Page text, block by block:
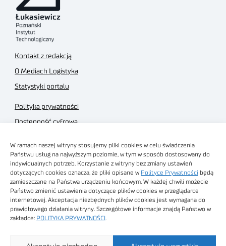
W ramach naszej witryny stosujemy pliki cookies w celu świadczenia
Państwu usług na najwyższym poziomie, w tym w sposób dostosowany do
indywidualnych potrzeb. Korzystanie z witryny bez zmiany ustawień
dotyczących cookies oznacza, że pliki opisane w Polityce Prywatności będą
zamieszczane na Państwa urządzeniu końcowym. W każdej chwili możecie
Państwo zmienić ustawienia dotyczące plików cookies w przeglądarce
internetowej. Akceptacja niezbędnych plików cookies jest wymagana do
prawidłowego działania witryny. Szczegółowe informacje znajdą Państwo w
zakładce: POLITYKA PRYWATNOŚCI
Kontakt z redakcją
O Mediach Logistyka
Statystyki portalu
Polityka prywatności
Dostępność cyfrowa
Regulamin sklepu
Obrazy stockowe
autorstwa